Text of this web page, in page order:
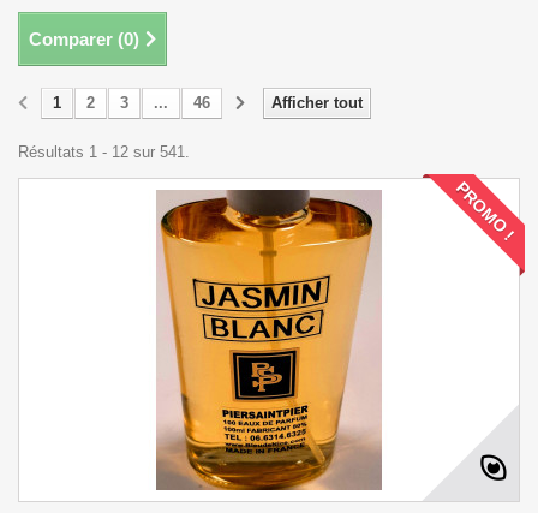
Comparer (0)
Afficher tout
1 2 3 ... 46
Résultats 1 - 12 sur 541.
PROMO !